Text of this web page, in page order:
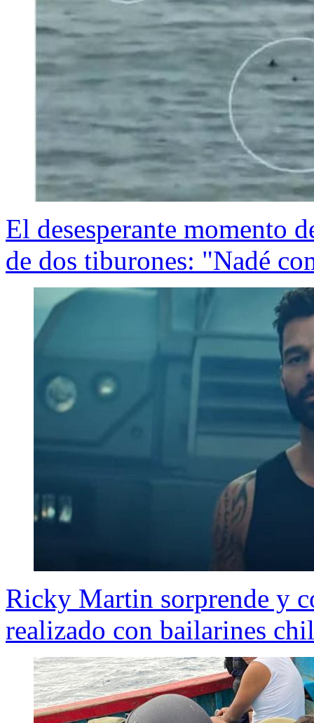
El desesperante momento
de dos tiburones: "Nadé
Ricky Martin sorprende y
realizado con bailarines